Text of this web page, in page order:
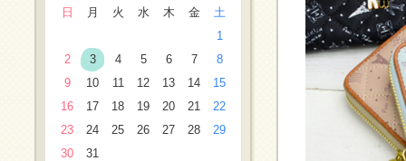
日
月 火 水 木 金
土
1
2
3 4 5 6 7
8
9
10 11 12 13 14
15
16
17 18 19 20 21
22
23
24 25 26 27 28
29
30
31